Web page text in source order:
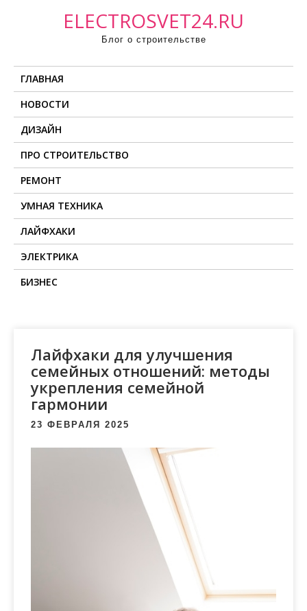
ELECTROSVET24.RU
Блог о строительстве
ГЛАВНАЯ
НОВОСТИ
ДИЗАЙН
ПРО СТРОИТЕЛЬСТВО
РЕМОНТ
УМНАЯ ТЕХНИКА
ЛАЙФХАКИ
ЭЛЕКТРИКА
БИЗНЕС
Лайфхаки для улучшения
семейных отношений: методы
укрепления семейной
гармонии
23 ФЕВРАЛЯ 2025